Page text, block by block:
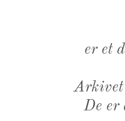
er et
Arkivet
De er